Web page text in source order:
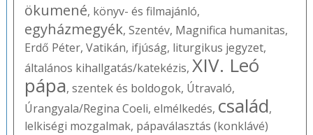
ökumené, könyv- és filmajánló,
egyházmegyék, Szentév, Magnifica humanitas,
Erdő Péter, Vatikán, ifjúság, liturgikus jegyzet,
általános kihallgatás/katekézis, XIV. Leó
pápa, szentek és boldogok, Útravaló,
Úrangyala/Regina Coeli, elmélkedés, család,
lelkiségi mozgalmak, pápaválasztás (konklávé)